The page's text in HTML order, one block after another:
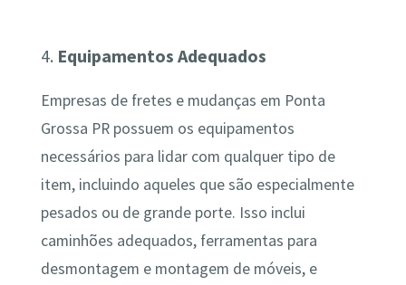
4. Equipamentos Adequados
Empresas de fretes e mudanças em Ponta
Grossa PR possuem os equipamentos
necessários para lidar com qualquer tipo de
item, incluindo aqueles que são especialmente
pesados ou de grande porte. Isso inclui
caminhões adequados, ferramentas para
desmontagem e montagem de móveis, e